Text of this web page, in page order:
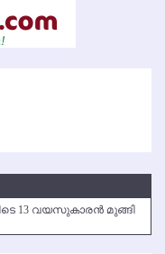
13 വയസുകാരന്‍ മുങ്ങി